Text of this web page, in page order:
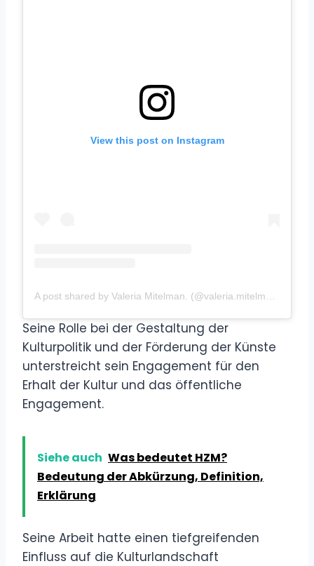
View this post on Instagram
Seine Rolle bei der Gestaltung der
Kulturpolitik und der Förderung der Künste
unterstreicht sein Engagement für den
Erhalt der Kultur und das öffentliche
Engagement.
Siehe auch Was bedeutet HZM?
Bedeutung der Abkürzung, Definition,
Erklärung
Seine Arbeit hatte einen tiefgreifenden
Einfluss auf die Kulturlandschaft